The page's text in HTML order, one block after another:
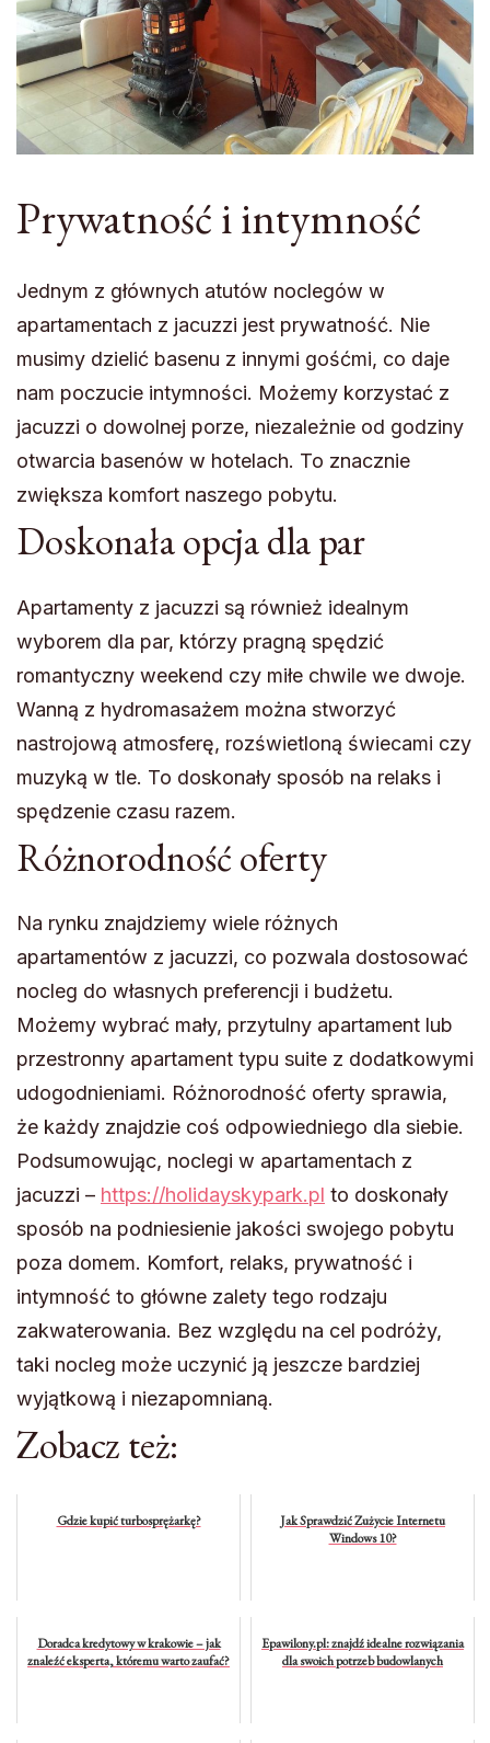
Prywatność i intymność
Jednym z głównych atutów noclegów w
apartamentach z jacuzzi jest prywatność. Nie
musimy dzielić basenu z innymi gośćmi, co daje
nam poczucie intymności. Możemy korzystać z
jacuzzi o dowolnej porze, niezależnie od godziny
otwarcia basenów w hotelach. To znacznie
zwiększa komfort naszego pobytu.
Doskonała opcja dla par
Apartamenty z jacuzzi są również idealnym
wyborem dla par, którzy pragną spędzić
romantyczny weekend czy miłe chwile we dwoje.
Wanną z hydromasażem można stworzyć
nastrojową atmosferę, rozświetloną świecami czy
muzyką w tle. To doskonały sposób na relaks i
spędzenie czasu razem.
Różnorodność oferty
Na rynku znajdziemy wiele różnych
apartamentów z jacuzzi, co pozwala dostosować
nocleg do własnych preferencji i budżetu.
Możemy wybrać mały, przytulny apartament lub
przestronny apartament typu suite z dodatkowymi
udogodnieniami. Różnorodność oferty sprawia,
że każdy znajdzie coś odpowiedniego dla siebie.
Podsumowując, noclegi w apartamentach z
jacuzzi – https://holidayskypark.pl to doskonały
sposób na podniesienie jakości swojego pobytu
poza domem. Komfort, relaks, prywatność i
intymność to główne zalety tego rodzaju
zakwaterowania. Bez względu na cel podróży,
taki nocleg może uczynić ją jeszcze bardziej
wyjątkową i niezapomnianą.
Zobacz też:
Gdzie kupić turbosprężarkę?
Jak Sprawdzić Zużycie Internetu
Windows 10?
Doradca kredytowy w krakowie – jak
znaleźć eksperta, któremu warto zaufać?
Epawilony.pl: znajdź idealne rozwiązania
dla swoich potrzeb budowlanych